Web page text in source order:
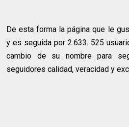
De esta forma la página que le
y es seguida por 2.633. 525
cambio de su nombre para
seguidores calidad, veracidad y